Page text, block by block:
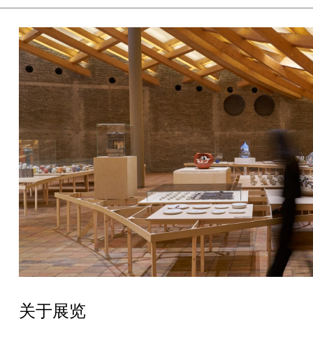
关于展览
.
×
2
3
.
5
c
m
）
，
5
.
5
×
1
9
×
1
9
c
（
2